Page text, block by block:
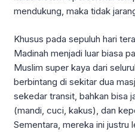
mendukung, maka tidak
Khusus pada sepuluh hari
Madinah menjadi luar biasa
Muslim super kaya dari
berbintang di sekitar dua
sekedar transit, bahkan bisa
(mandi, cuci, kakus), dan
Sementara, mereka ini justru